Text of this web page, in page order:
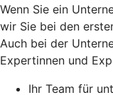
Wenn Sie ein
wir Sie bei den
Auch bei der
Expertinnen und
Ihr Team für